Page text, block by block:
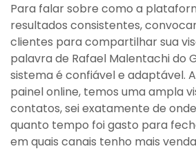
Para falar sobre como a
resultados consistentes,
clientes para compartilhar sua
palavra de Rafael Malentachi do
sistema é confiável e adaptável.
painel online, temos uma ampla
contatos, sei exatamente de
quanto tempo foi gasto para
em quais canais tenho mais